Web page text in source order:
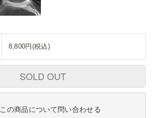
8,800円(税込)
SOLD OUT
この商品について問い合わせる